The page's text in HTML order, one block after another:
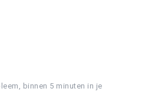
binnen 5 minuten in je